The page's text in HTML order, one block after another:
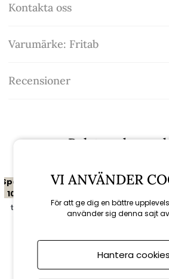
Kontakta oss
Varumärke: Fritab
Recensioner
Relaterade
Spara
10%
till 16/8
Spara
till 16/
VI ANVÄNDER
För att ge dig en bättre
använder sig denna sajt
Hantera cookies